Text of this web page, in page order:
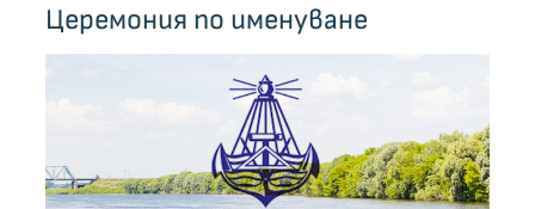
Церемония по именуване